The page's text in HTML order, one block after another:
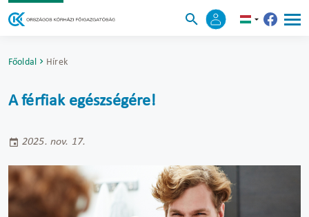
Főoldal Hírek
A férfiak egészségére!
2025. nov. 17.